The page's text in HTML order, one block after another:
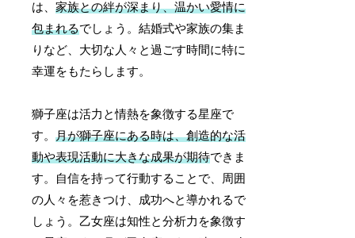
は、家族との絆が深まり、温かい愛情に
包まれるでしょう。結婚式や家族の集ま
りなど、大切な人々と過ごす時間に特に
幸運をもたらします。
獅子座は活力と情熱を象徴する星座で
す。月が獅子座にある時は、創造的な活
動や表現活動に大きな成果が期待できま
す。自信を持って行動することで、周囲
の人々を惹きつけ、成功へと導かれるで
しょう。乙女座は知性と分析力を象徴す